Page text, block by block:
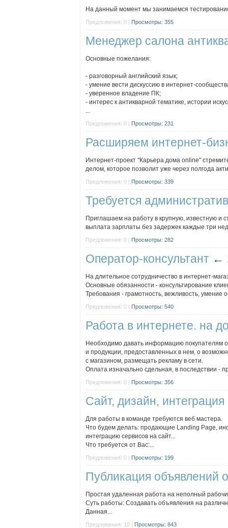
На данный момент мы занимаемся
Предложения: 0 | Просмотры: 355
Менеджер салона
Основные пожелания:
- разговорный английский язык;
- умение вести дискуссию в интернет-
- уверенное владение ПК;
- интерес к антикварной тематике, истории
...
Предложения: 0 | Просмотры: 231
Расширяем интернет-
Интернет-проект "Карьера дома online"
делом, которое позволит уже через полгода
Предложения: 0 | Просмотры: 339
Требуется
Приглашаем на работу в крупную, известную и
выплата зарплаты без задержек каждые три
Предложения: 0 | Просмотры: 282
Оператор-консультант ←
На длительное сотрудничество в интернет-
Основные обязанности - консультирование
Требования - грамотность, вежливость, умение
Предложения: 0 | Просмотры: 540
Работа в интернете. на
Необходимо давать информацию покупателям
и продукции, предоставленных в нем, о
с магазином, размещать рекламу в сети.
Оплата изначально сдельная, в последствии -
Предложения: 0 | Просмотры: 356
Сайт, дизайн,
Для работы в команде требуются веб мастера.
Что будем делать: продающие Landing Page,
интеграцию сервисов на сайт...
Что требуется от Вас:...
Предложения: 0 | Просмотры: 199
Публикация объявлений
Простая удаленная работа на неполный
Суть работы: Создавать объявления на
Данная...
Предложения: 12 | Просмотры: 843